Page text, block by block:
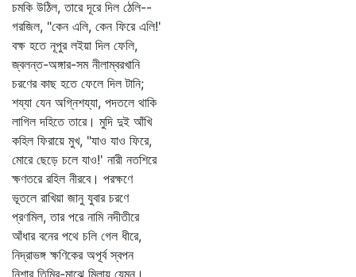
চমকি উঠিল, তারে দূরে দিল ঠেলি--
গরজিল, "কেন এলি, কেন ফিরে এলি!'
বক্ষ হতে নূপুর লইয়া দিল ফেলি,
জ্বলন্ত-অঙ্গার-সম নীলাম্বরখানি
চরণের কাছ হতে ফেলে দিল টানি;
শয্যা যেন অগ্নিশয্যা, পদতলে থাকি
লাগিল দহিতে তারে। মুদি দুই আঁখি
কহিল ফিরায়ে মুখ, "যাও যাও ফিরে,
মোরে ছেড়ে চলে যাও!' নারী নতশিরে
ক্ষণতরে রহিল নীরবে। পরক্ষণে
ভূতলে রাখিয়া জানু যুবার চরণে
প্রণমিল, তার পরে নামি নদীতীরে
আঁধার বনের পথে চলি গেল ধীরে,
নিদ্রাভঙ্গ ক্ষণিকের অপূর্ব স্বপন
নিশার তিমির-মাঝে মিলায় যেমন।